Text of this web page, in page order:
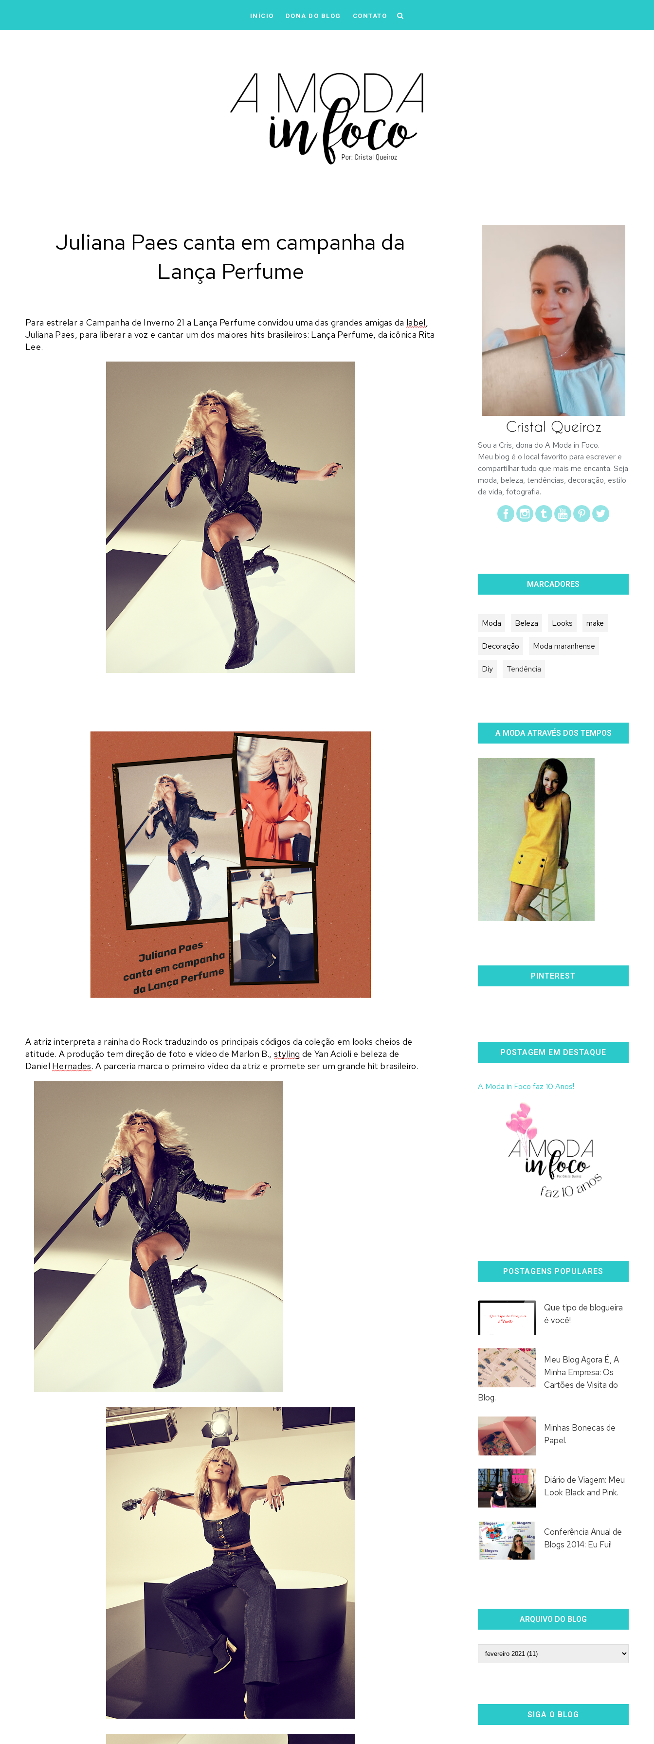
INÍCIO DONA DO BLOG CONTATO
Juliana Paes canta em campanha da
Lança Perfume
Para estrelar a Campanha de Inverno 21 a Lança Perfume convidou uma das grandes amigas da label,
Juliana Paes, para liberar a voz e cantar um dos maiores hits brasileiros: Lança Perfume, da icônica Rita
Lee.
A atriz interpreta a rainha do Rock traduzindo os principais códigos da coleção em looks cheios de
atitude. A produção tem direção de foto e vídeo de Marlon B., styling de Yan Acioli e beleza de
Daniel Hernades. A parceria marca o primeiro vídeo da atriz e promete ser um grande hit brasileiro.
Sou a Cris, dona do A Moda in Foco.
Meu blog é o local favorito para escrever e
compartilhar tudo que mais me encanta. Seja
moda, beleza, tendências, decoração, estilo
de vida, fotografia.
MARCADORES
Moda Beleza Looks make
Decoração Moda maranhense
Diy Tendência
A MODA ATRAVÉS DOS TEMPOS
PINTEREST
POSTAGEM EM DESTAQUE
A Moda in Foco faz 10 Anos!
POSTAGENS POPULARES
Que tipo de blogueira
é você!
Meu Blog Agora É, A
Minha Empresa: Os
Cartões de Visita do
Blog.
Minhas Bonecas de
Papel.
Diário de Viagem: Meu
Look Black and Pink.
Conferência Anual de
Blogs 2014: Eu Fui!
ARQUIVO DO BLOG
SIGA O BLOG